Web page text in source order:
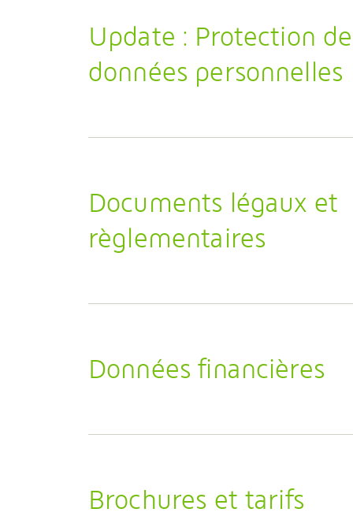
Update : Protection
données personnelles
Documents légaux et
règlementaires
Données financières
Brochures et tarifs